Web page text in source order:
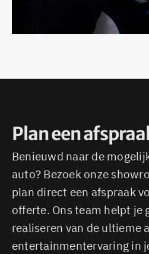
Plan een
Benieuwd naar de
auto? Bezoek onze
plan direct een afspraak
offerte. Ons team helpt je
realiseren van de ultieme
entertainmentervaring in